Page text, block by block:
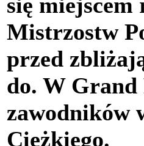
Mistrzostw
przed
do. W Grand
zawodników
Ciężkiego.